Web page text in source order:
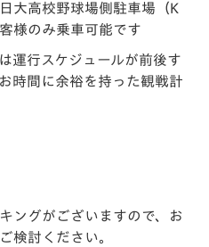
大高校野球場側駐車場（K
様のみ乗車可能です
運行スケジュールが前後す
時間に余裕を持った観戦計
ングがございますので、お
検討ください。